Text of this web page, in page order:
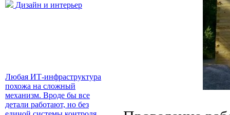
Дизайн и интерьер
Любая ИТ-инфраструктура
похожа на сложный
механизм. Вроде бы все
детали работают, но без